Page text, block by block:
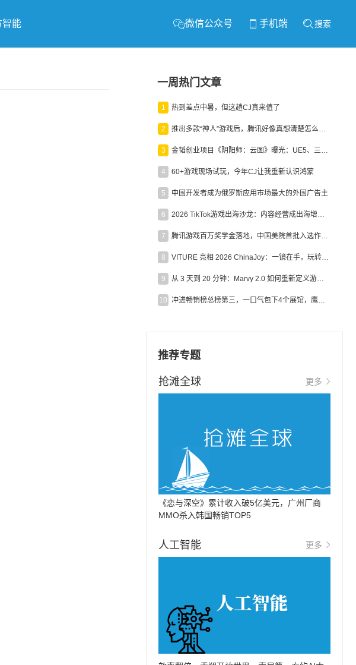
智能 微信公众号 手机端 搜索
一周热门文章
1 热到差点中暑，但这趟CJ真来值了
2 推出多款“神人”游戏后，腾讯好像真想清楚怎么做二次元了
3 金韬创业项目《阴阳师：云图》曝光：UE5、三端互通、ARPG
4 60+游戏现场试玩，今年CJ让我重新认识鸿蒙
5 中国开发者成为俄罗斯应用市场最大的外国广告主
6 2026 TikTok游戏出海沙龙：内容经营成出海增长新引擎
7 腾讯游戏百万奖学金落地，中国美院首批入选作品获业内关注
8 VITURE 亮相 2026 ChinaJoy：一镜在手，玩转全场！
9 从 3 天到 20 分钟：Marvy 2.0 如何重新定义游戏出海营销效率？
10 冲进畅销榜总榜第三，一口气包下4个展馆，鹰角把嘉年华做爆了
推荐专题
抢滩全球 更多
《恋与深空》累计收入破5亿美元，广州厂商
MMO杀入韩国畅销TOP5
人工智能 更多